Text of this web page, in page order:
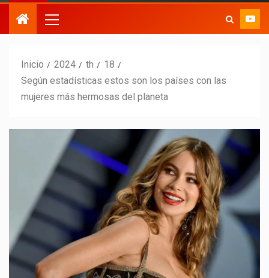
Inicio 2024 th
18
Según estadísticas estos son los países con las
mujeres más hermosas del planeta